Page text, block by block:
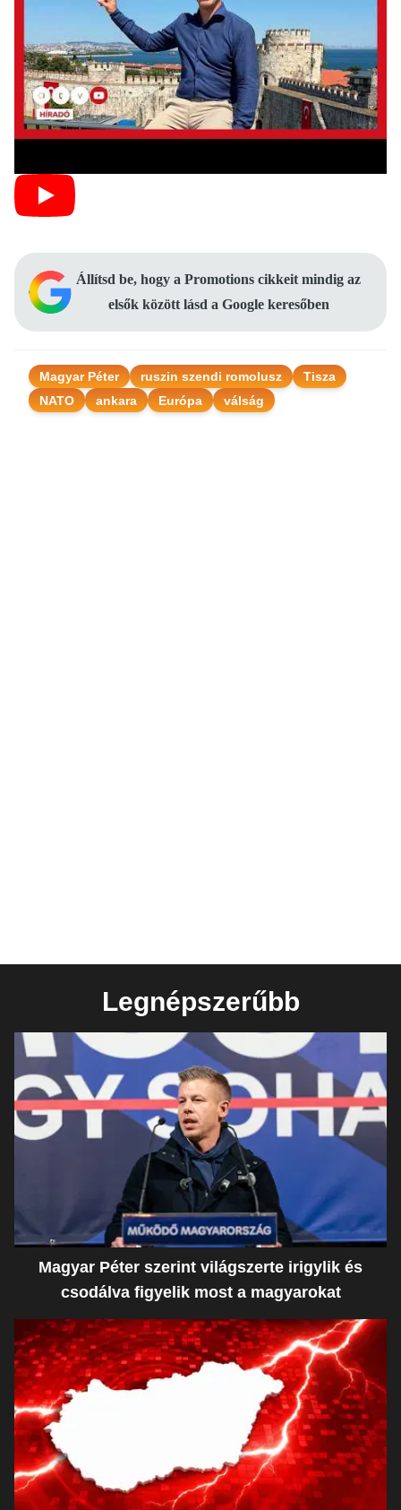
Állítsd be, hogy a Promotions cikkeit mindig az
elsők között lásd a Google keresőben
Magyar Péter ruszin szendi romolusz
Tisza
NATO
ankara Európa válság
Legnépszerűbb
Magyar Péter szerint világszerte irigylik és
csodálva figyelik most a magyarokat